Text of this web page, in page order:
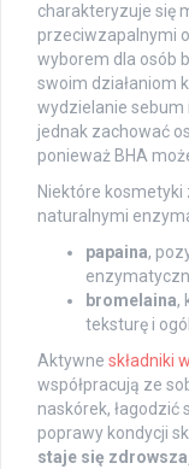
charakteryzuje się
przeciwzapalnymi
wyborem dla osób
swoim działaniom
wydzielanie sebum
jednak zachować
ponieważ BHA
Niektóre kosmetyki
naturalnymi
papaina,
bromelaina,
teksturę i
Aktywne składniki
współpracują ze
naskórek,
poprawy kondycji
staje się